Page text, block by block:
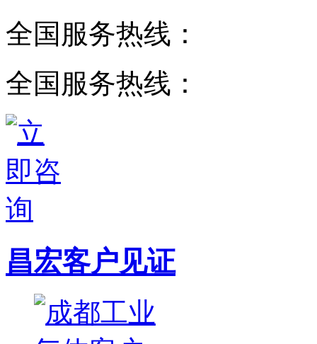
全国服务热线：
全国服务热线：
昌宏客户见证